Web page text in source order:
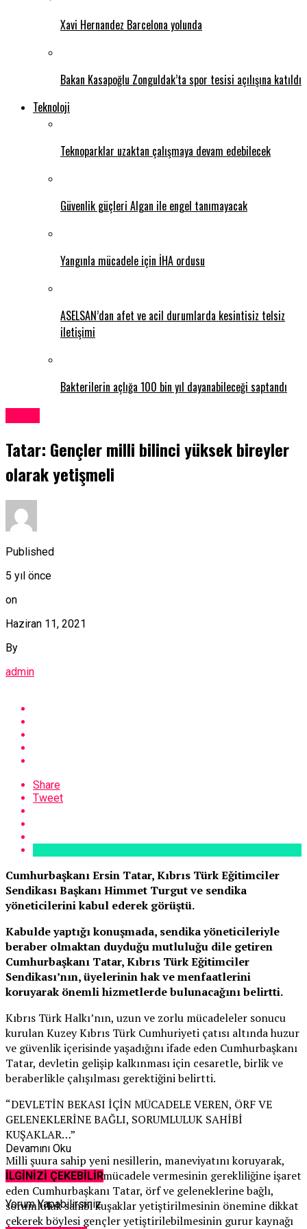
Xavi Hernandez Barcelona yolunda
Bakan Kasapoğlu Zonguldak’ta spor tesisi açılışına katıldı
Teknoloji
Teknoparklar uzaktan çalışmaya devam edebilecek
Güvenlik güçleri Algan ile engel tanımayacak
Yangınla mücadele için İHA ordusu
ASELSAN’dan afet ve acil durumlarda kesintisiz telsiz
iletişimi
Bakterilerin açlığa 100 bin yıl dayanabileceği saptandı
Tatar: Gençler milli bilinci yüksek bireyler
olarak yetişmeli
Published
5 yıl önce
on
Haziran 11, 2021
By
admin
Share
Tweet
Cumhurbaşkanı Ersin Tatar, Kıbrıs Türk Eğitimciler
Sendikası Başkanı Himmet Turgut ve sendika
yöneticilerini kabul ederek görüştü.
Kabulde yaptığı konuşmada, sendika yöneticileriyle
beraber olmaktan duyduğu mutluluğu dile getiren
Cumhurbaşkanı Tatar, Kıbrıs Türk Eğitimciler
Sendikası’nın, üyelerinin hak ve menfaatlerini
koruyarak önemli hizmetlerde bulunacağını belirtti.
Kıbrıs Türk Halkı’nın, uzun ve zorlu mücadeleler sonucu
kurulan Kuzey Kıbrıs Türk Cumhuriyeti çatısı altında huzur
ve güvenlik içerisinde yaşadığını ifade eden Cumhurbaşkanı
Tatar, devletin gelişip kalkınması için cesaretle, birlik ve
beraberlikle çalışılması gerektiğini belirtti.
“DEVLETİN BEKASI İÇİN MÜCADELE VEREN, ÖRF VE
GELENEKLERİNE BAĞLI, SORUMLULUK SAHİBİ
KUŞAKLAR…”
Milli şuura sahip yeni nesillerin, maneviyatını koruyarak,
devletin bekası için mücadele vermesinin gerekliliğine işaret
eden Cumhurbaşkanı Tatar, örf ve geleneklerine bağlı,
sorumluluk sahibi kuşaklar yetiştirilmesinin önemine dikkat
çekerek böylesi gençler yetiştirilebilmesinin gurur kaynağı
Devamını Oku
İLGİNİZİ ÇEKEBİLİR
Yorum Yapabilirsiniz